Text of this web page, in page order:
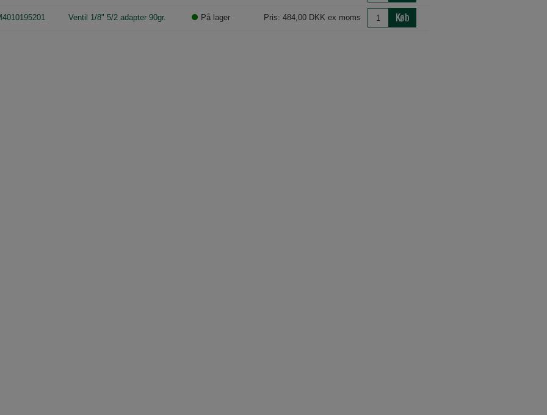
Ventil 1/8" 5/2 adapter 90gr. På lager Pris: 484,00 DKK ex moms Køb